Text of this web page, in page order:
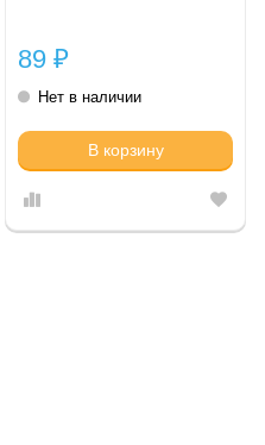
89 ₽
Нет в наличии
В корзину